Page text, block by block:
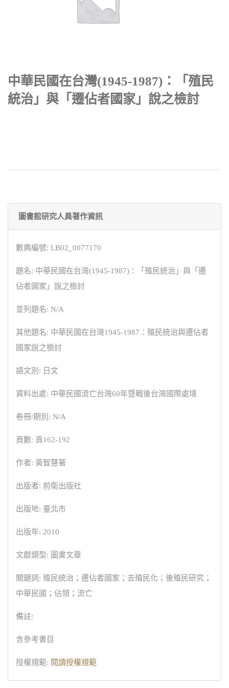
中華民國在台灣(1945-1987)：「殖民
統治」與「遷佔者國家」說之檢討
圖書館研究人員著作資訊
數典編號: LB02_0077170
題名: 中華民國在台灣(1945-1987)：「殖民統治」與「遷
佔者國家」說之檢討
並列題名: N/A
其他題名: 中華民國在台灣1945-1987：殖民統治與遷佔者
國家說之檢討
語文別: 日文
資料出處: 中華民國流亡台灣60年暨戰後台灣國際處境
卷冊/期別: N/A
頁數: 頁162-192
作者: 黃智慧著
出版者: 前衛出版社
出版地: 臺北市
出版年: 2010
文獻類型: 圖書文章
關鍵詞: 殖民統治；遷佔者國家；去殖民化；後殖民研究；
中華民國；佔領；流亡
備註:
含參考書目
授權規範: 閱讀授權規範